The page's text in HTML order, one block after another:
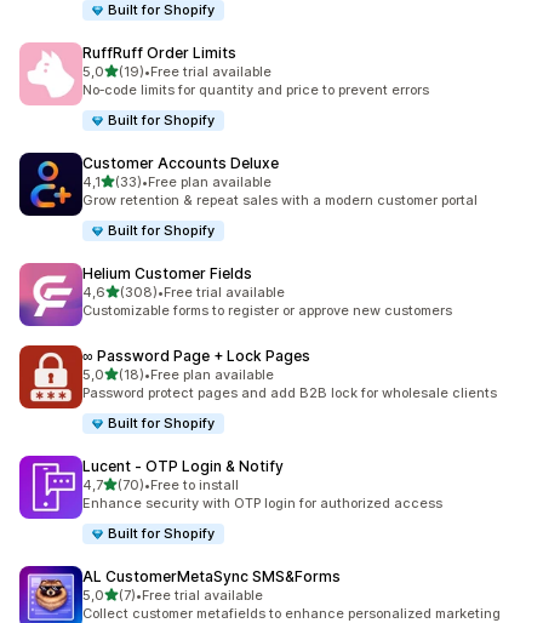
Built for Shopify
RuffRuff Order Limits
5,0av 5 stjerner
(19)
Totalt 19 omtaler
•Free trial available
No‑code limits for quantity and price to prevent errors
Built for Shopify
Customer Accounts Deluxe
4,1av 5 stjerner
(33)
Totalt 33 omtaler
•Free plan available
Grow retention & repeat sales with a modern customer portal
Built for Shopify
Helium Customer Fields
4,6av 5 stjerner
(308)
Totalt 308 omtaler
•Free trial available
Customizable forms to register or approve new customers
∞ Password Page + Lock Pages
5,0av 5 stjerner
(18)
Totalt 18 omtaler
•Free plan available
Password protect pages and add B2B lock for wholesale clients
Built for Shopify
Lucent ‑ OTP Login & Notify
4,7av 5 stjerner
(70)
Totalt 70 omtaler
•Free to install
Enhance security with OTP login for authorized access
Built for Shopify
AL CustomerMetaSync SMS&Forms
5,0av 5 stjerner
(7)
Totalt 7 omtaler
•Free trial available
Collect customer metafields to enhance personalized marketing